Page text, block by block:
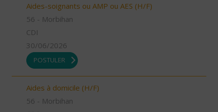
Aides-soignants ou AMP ou AES (H/F)
56 - Morbihan
CDI
30/06/2026
POSTULER
Aides à domicile (H/F)
56 - Morbihan